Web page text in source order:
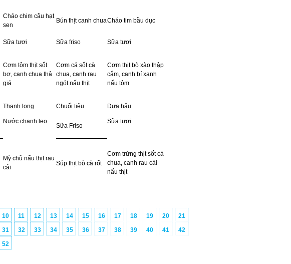
Cháo chim câu hạt
sen
Bún thịt canh chuaCháo tim bầu dục
Sữa tươi Sữa friso Sữa tươi
Cơm tôm thịt sốt
bơ, canh chua thả
giá
Cơm cá sốt cà
chua, canh rau
ngót nấu thịt
Cơm thịt bò xào thập
cẩm, canh bí xanh
nấu tôm
Thanh long Chuối tiêu Dưa hấu
Nước chanh leo
Sữa Friso
Sữa tươi
Mỳ chũ nấu thịt rau
cải
Súp thịt bò cà rốt
Cơm trứng thịt sốt cà
chua, canh rau cải
nấu thịt
10 11 12 13 14 15 16 17 18 19 20
21
31 32 33 34 35 36 37 38 39 40 41
42
52